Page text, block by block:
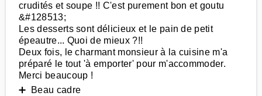
crudités et soupe !! C'est purement bon et goutu
&#128513;
Les desserts sont délicieux et le pain de petit
épeautre... Quoi de mieux ?!!
Deux fois, le charmant monsieur à la cuisine m'a
préparé le tout 'à emporter' pour m'accommoder.
Merci beaucoup !
➕ Beau cadre